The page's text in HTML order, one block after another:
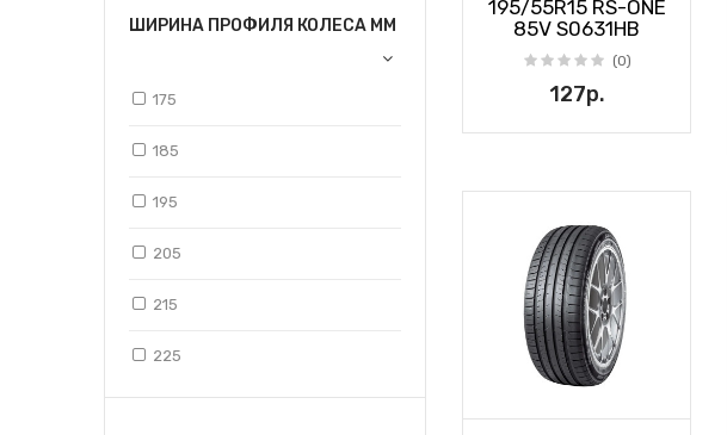
17,5
ШИРИНА ПРОФИЛЯ КОЛЕСА ММ
175
185
195
205
215
225
195/55R15 RS-ONE
85V S0631HB
(0)
127р.